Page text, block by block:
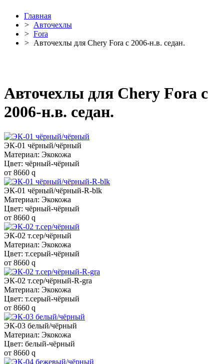
Главная
> Авточехлы
> Fora
> Авточехлы для Chery Fora с 2006-н.в. седан.
Авточехлы для Chery Fora с
2006-н.в. седан.
ЭК-01 чёрный/чёрный
Материал: Экокожа
Цвет: чёрный-чёрный
от 8660 q
ЭК-01 чёрный/чёрный-R-blk
Материал: Экокожа
Цвет: чёрный-чёрный
от 8660 q
ЭК-02 т.сер/чёрный
Материал: Экокожа
Цвет: т.серый-чёрный
от 8660 q
ЭК-02 т.сер/чёрный-R-gra
Материал: Экокожа
Цвет: т.серый-чёрный
от 8660 q
ЭК-03 белый/чёрный
Материал: Экокожа
Цвет: белый-чёрный
от 8660 q